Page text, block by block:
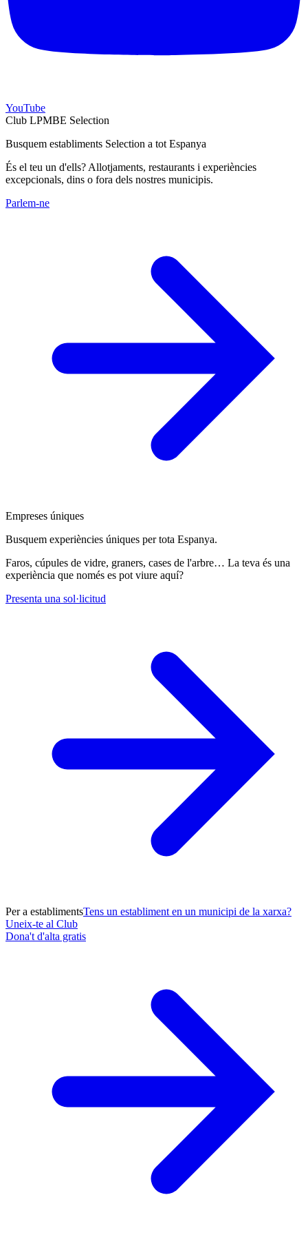
YouTube
Club LPMBE Selection
Busquem establiments Selection a tot Espanya
És el teu un d'ells? Allotjaments, restaurants i experiències
excepcionals, dins o fora dels nostres municipis.
Parlem-ne
Empreses úniques
Busquem experiències úniques per tota Espanya.
Faros, cúpules de vidre, graners, cases de l'arbre… La teva és una
experiència que només es pot viure aquí?
Presenta una sol·licitud
Per a establimentsTens un establiment en un municipi de la xarxa?
Uneix-te al Club
Dona't d'alta gratis